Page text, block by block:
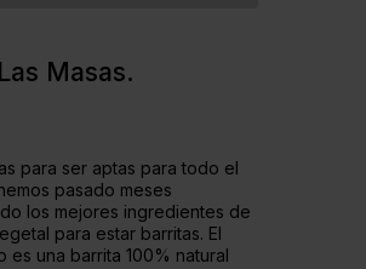
Masas.
para ser aptas para todo el
pasado meses
los mejores ingredientes de
para estar barritas. El
es una barrita 100% natural